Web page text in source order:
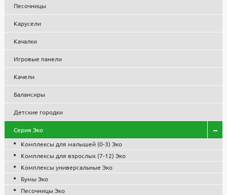
телефону8-495-119-74-96
объемами, что позволило снизить себестоимость продукции.
сертифицированные комплектующие и материалы. Гарантия
Песочницы
Карусели
Качалки
Игровые панели
Качели
Балансиры
Детские городки
Серия Эко
Комплексы для малышей (0-3) Эко
Комплексы для взрослых (7-12) Эко
Комплексы универсальные Эко
Бумы Эко
Песочницы Эко